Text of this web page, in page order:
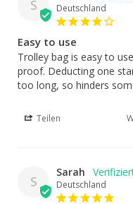
S Deutschland
Easy to use
Trolley bag is easy to
proof. Deducting one
too long, so hinders
Teilen
S
Sarah
Deutschland